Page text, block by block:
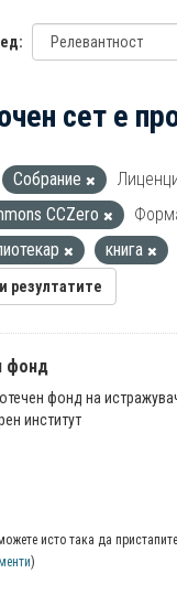
сет е
Собрание
CCZero
книга
резултатите
фонд
фонд на
институт
исто така да
)